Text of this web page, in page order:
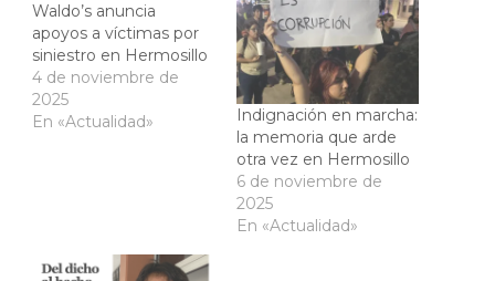
Waldo’s anuncia
apoyos a víctimas por
siniestro en Hermosillo
4 de noviembre de
2025
En «Actualidad»
Indignación en marcha:
la memoria que arde
otra vez en Hermosillo
6 de noviembre de
2025
En «Actualidad»